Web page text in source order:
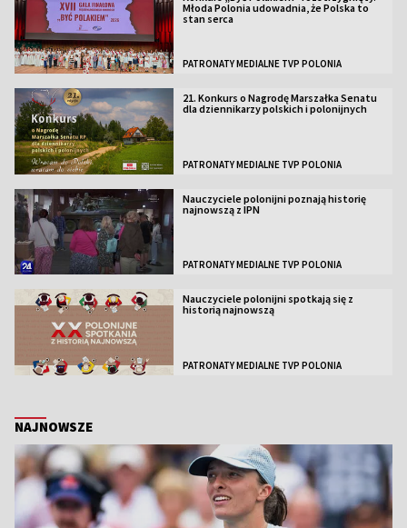
Młoda Polonia udowadnia, że Polska to
stan serca
PATRONATY MEDIALNE TVP POLONIA
21. Konkurs o Nagrodę Marszałka Senatu
dla dziennikarzy polskich i polonijnych
PATRONATY MEDIALNE TVP POLONIA
Nauczyciele polonijni poznają historię
najnowszą z IPN
PATRONATY MEDIALNE TVP POLONIA
Nauczyciele polonijni spotkają się z
historią najnowszą
PATRONATY MEDIALNE TVP POLONIA
NAJNOWSZE